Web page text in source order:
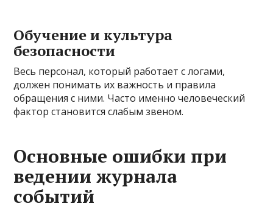
Обучение и культура
безопасности
Весь персонал, который работает с логами,
должен понимать их важность и правила
обращения с ними. Часто именно человеческий
фактор становится слабым звеном.
Основные ошибки при
ведении журнала
событий